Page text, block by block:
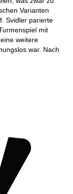
Varianten
Svidler parierte
mit
weitere
war. Nach